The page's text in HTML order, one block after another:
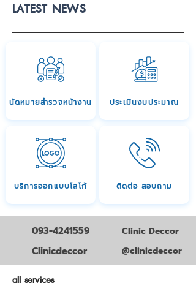
LATEST NEWS
นัดหมายสำรวจหน้างาน ประเมินงบประมาณ
บริการออกแบบโลโก้ ติดต่อ สอบถาม
093-4241559
Clinicdeccor
Clinic Deccor
@clinicdeccor
all services